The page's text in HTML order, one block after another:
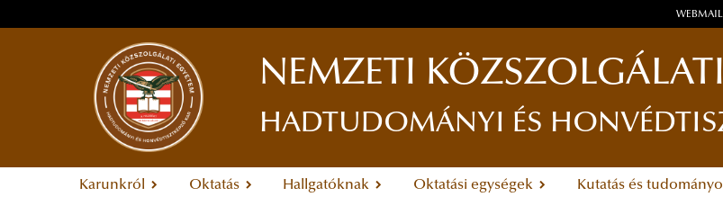
WEBMAIL
NEMZETI
HADTUDOMÁNYI ÉS
Karunkról Oktatás Hallgatóknak Oktatási egységek Kutatás és